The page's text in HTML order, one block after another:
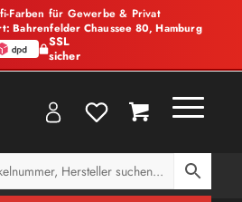
Farben für Gewerbe & Privat
Bahrenfelder Chaussee 80, Hamburg
SSL
sicher